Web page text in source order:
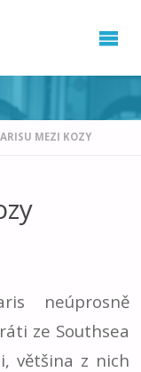
MEZI KOZY
neúprosně
ze Southsea
většina z nich